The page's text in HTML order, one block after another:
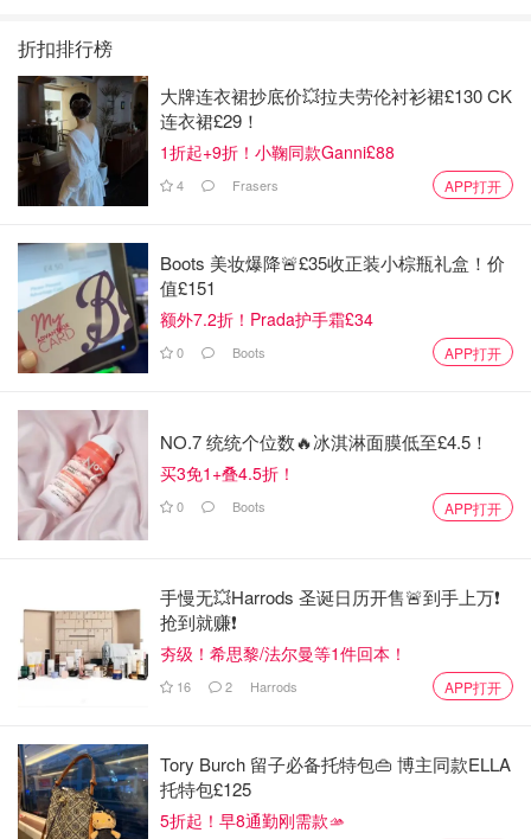
我个人的试用体验，如果有不同看法欢迎一起讨论鸭！
图片来自于@谢辰年_Natsuko年年，转载请注明出处
平心而论，CIRCCELL VITAMIN C AMPOULES包装很用
活性。但我自己是不太喜欢添加硅成分营造的那种哑光、光
滑的感觉，也因为这个原因让我没有那么爱这款产品，虽然
它功效是非常不错的！
折扣排行榜
大牌连衣裙抄底价💥拉夫劳伦衬衫裙£130 CK
连衣裙£29！
1折起+9折！小鞠同款Ganni£88
4 Frasers APP打开
Boots 美妆爆降🚨£35收正装小棕瓶礼盒！价
值£151
额外7.2折！Prada护手霜£34
0 Boots APP打开
NO.7 统统个位数🔥冰淇淋面膜低至£4.5！
买3免1+叠4.5折！
0 Boots APP打开
手慢无💥Harrods 圣诞日历开售🚨到手上万❗️
抢到就赚❗️
夯级！希思黎/法尔曼等1件回本！
16 2 Harrods APP打开
Tory Burch 留子必备托特包👜 博主同款ELLA
托特包£125
5折起！早8通勤刚需款🫴